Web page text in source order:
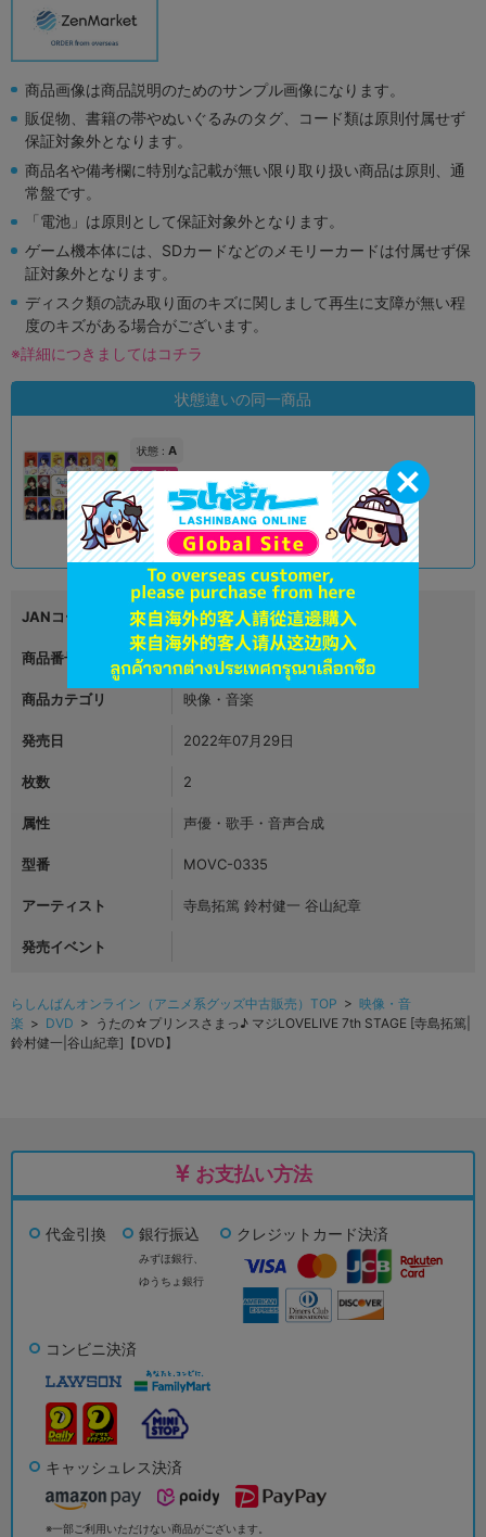
商品画像は商品説明のためのサンプル画像になります。
販促物、書籍の帯やぬいぐるみのタグ、コード類は原則付属せず
保証対象外となります。
商品名や備考欄に特別な記載が無い限り取り扱い商品は原則、通
常盤です。
「電池」は原則として保証対象外となります。
ゲーム機本体には、SDカードなどのメモリーカードは付属せず保
証対象外となります。
ディスク類の読み取り面のキズに関しまして再生に支障が無い程
度のキズがある場合がございます。
※詳細につきましてはコチラ
状態違いの同一商品
状態 : A
オンライン
品切状態 6,590円 税込
JANコード 4549743385938
商品番号 L06956395
商品カテゴリ 映像・音楽
発売日 2022年07月29日
枚数 2
属性 声優・歌手・音声合成
型番 MOVC-0335
アーティスト 寺島拓篤 鈴村健一 谷山紀章
発売イベント
らしんばんオンライン（アニメ系グッズ中古販売）TOP > 映像・音
楽 > DVD > うたの☆プリンスさまっ♪ マジLOVELIVE 7th STAGE [寺島拓篤|
鈴村健一|谷山紀章]【DVD】
お支払い方法
代金引換 銀行振込
みずほ銀行、
ゆうちょ銀行
クレジットカード決済
コンビニ決済
キャッシュレス決済
※一部ご利用いただけない商品がございます。